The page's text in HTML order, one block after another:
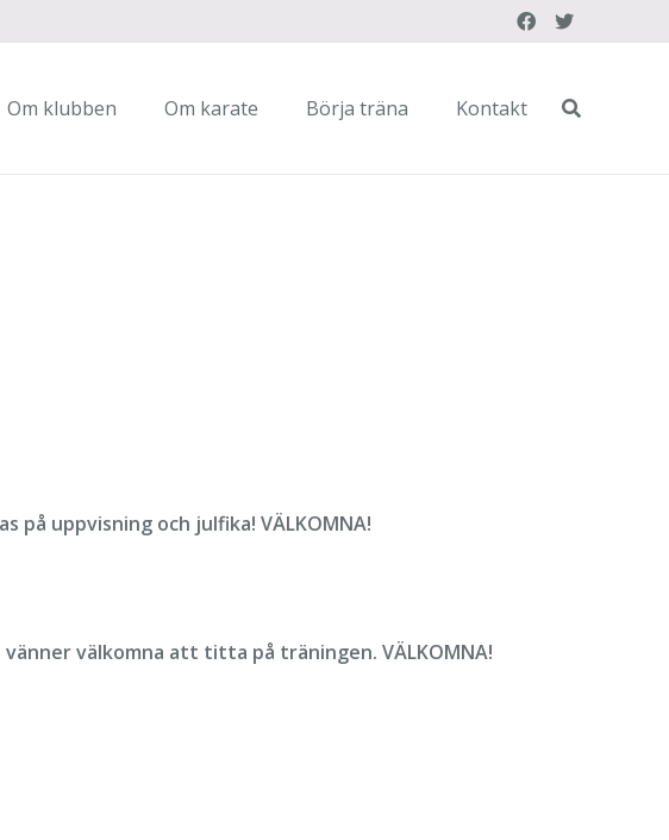
Om klubben Om karate Börja träna Kontakt
uppvisning och julfika! VÄLKOMNA!
välkomna att titta på träningen. VÄLKOMNA!